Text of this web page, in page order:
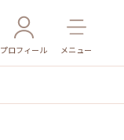
プロフィール メニュー